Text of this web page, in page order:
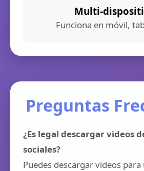
Multi-
Funciona en móvil,
Preguntas
¿Es legal descargar videos
sociales?
Puedes descargar videos